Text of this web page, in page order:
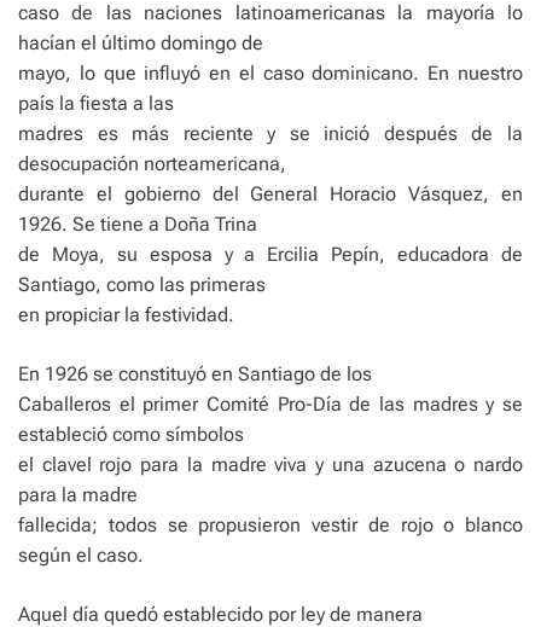
caso de las naciones latinoamericanas la mayoría lo
hacían el último domingo de
mayo, lo que influyó en el caso dominicano. En nuestro
país la fiesta a las
madres es más reciente y se inició después de la
desocupación norteamericana,
durante el gobierno del General Horacio Vásquez, en
1926. Se tiene a Doña Trina
de Moya, su esposa y a Ercilia Pepín, educadora de
Santiago, como las primeras
en propiciar la festividad.
En 1926 se constituyó en Santiago de los
Caballeros el primer Comité Pro-Día de las madres y se
estableció como símbolos
el clavel rojo para la madre viva y una azucena o nardo
para la madre
fallecida; todos se propusieron vestir de rojo o blanco
según el caso.
Aquel día quedó establecido por ley de manera